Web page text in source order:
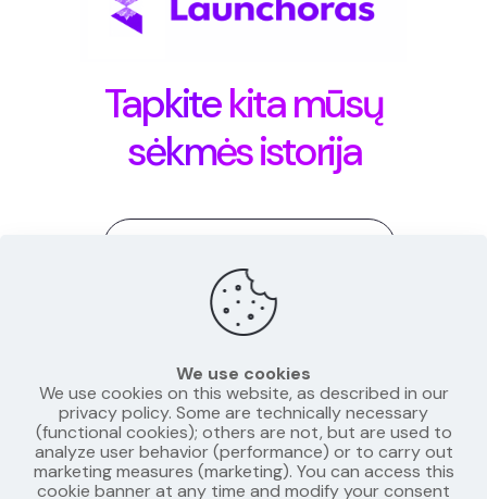
Tapkite kita mūsų
sėkmės istorija
+370 689 45799
„LinkedIn“ „Instagram“
We use cookies
We use cookies on this website, as described in our
privacy policy. Some are technically necessary
(functional cookies); others are not, but are used to
analyze user behavior (performance) or to carry out
marketing measures (marketing). You can access this
cookie banner at any time and modify your consent